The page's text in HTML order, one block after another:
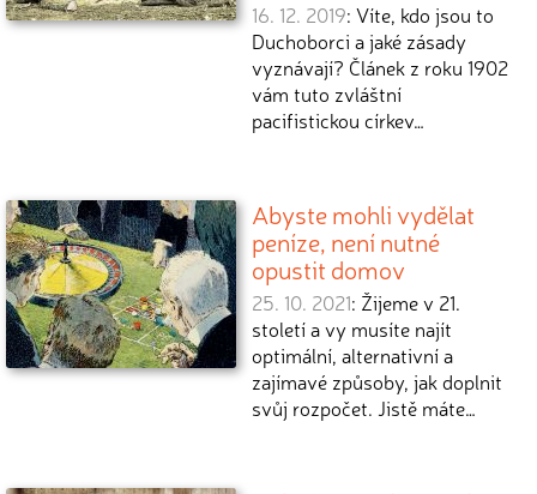
16. 12. 2019: Víte, kdo jsou to
Duchoborci a jaké zásady
vyznávají? Článek z roku 1902
vám tuto zvláštní
pacifistickou církev…
Abyste mohli vydělat
peníze, není nutné
opustit domov
25. 10. 2021: Žijeme v 21.
století a vy musíte najít
optimální, alternativní a
zajímavé způsoby, jak doplnit
svůj rozpočet. Jistě máte…